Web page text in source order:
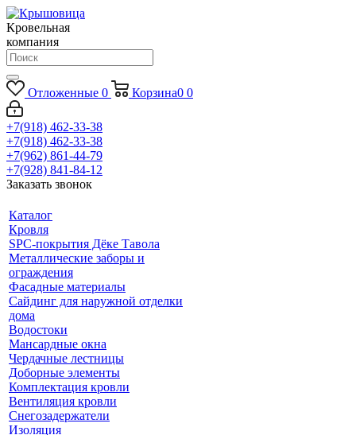
Кровельная
компания
Отложенные 0 Корзина0 0
+7(918) 462-33-38
+7(918) 462-33-38
+7(962) 861-44-79
+7(928) 841-84-12
Заказать звонок
Каталог
Кровля
SPC-покрытия Дёке Тавола
Металлические заборы и
ограждения
Фасадные материалы
Сайдинг для наружной отделки
дома
Водостоки
Мансардные окна
Чердачные лестницы
Доборные элементы
Комплектация кровли
Вентиляция кровли
Снегозадержатели
Изоляция